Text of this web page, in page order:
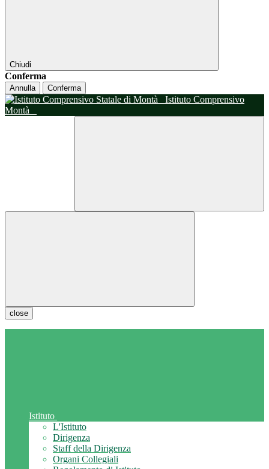
Chiudi
Conferma
Annulla Conferma
Istituto Comprensivo
Montà
close
Istituto
L'Istituto
Dirigenza
Staff della Dirigenza
Organi Collegiali